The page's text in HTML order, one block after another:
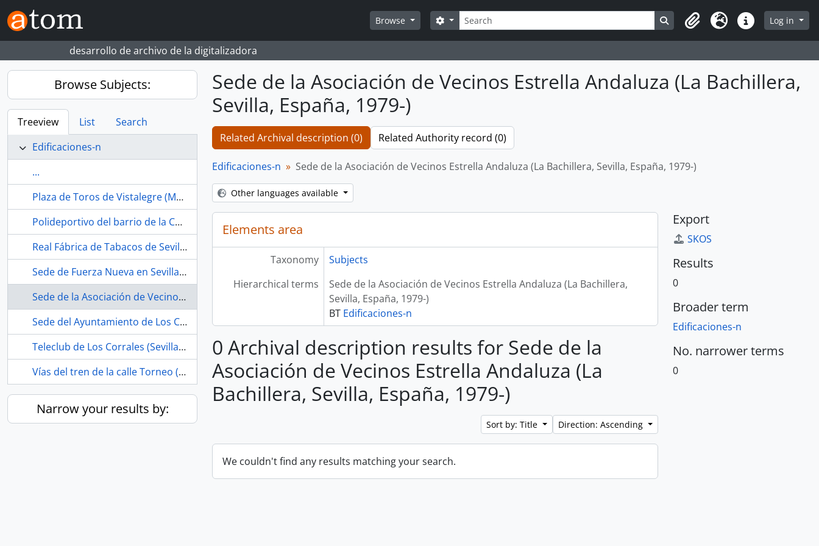
Skip to main content
Browse
Search
Search options Search in browse page
ClipboardLanguageQuick linksLog in
desarrollo de archivo de la digitalizadora
Browse Subjects:
Treeview List
Search
Edificaciones-n
...
Plaza de Toros de Vistalegre (Madrid, España)
Polideportivo del barrio de la Concepción (Madrid, España)
Real Fábrica de Tabacos de Sevilla (España, 1978-)
Sede de Fuerza Nueva en Sevilla (España, -1979)
Sede de la Asociación de Vecinos Estrella Andaluza (La Bachillera, Sevilla, España, 1979-)
Sede del Ayuntamiento de Los Corrales (Sevilla, España)
Teleclub de Los Corrales (Sevilla, España, 1968-ca.1975)
Vías del tren de la calle Torneo (Sevilla, España, ca.1856 -1990)
Narrow your results by:
Sede de la Asociación de Vecinos Estrella Andaluza (La Bachillera,
Sevilla, España, 1979-)
Related Archival description (0) Related Authority record (0)
Edificaciones-n Sede de la Asociación de Vecinos Estrella Andaluza (La Bachillera, Sevilla, España, 1979-)
Other languages available
Elements area
Taxonomy
Subjects
Hierarchical terms
Sede de la Asociación de Vecinos Estrella Andaluza (La Bachillera,
Sevilla, España, 1979-)
BT Edificaciones-n
0 Archival description results for Sede de la
Asociación de Vecinos Estrella Andaluza (La
Bachillera, Sevilla, España, 1979-)
Sort by: Title Direction: Ascending
We couldn't find any results matching your search.
Export
SKOS
Results
0
Broader term
Edificaciones-n
No. narrower terms
0